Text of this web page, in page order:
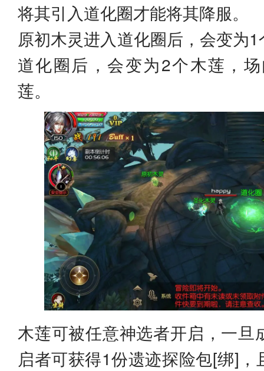
将其引入道化圈才能将其降服。
原初木灵进入道化圈后，会变为
道化圈后，会变为2个木莲，
莲。
木莲可被任意神选者开启，一旦
启者可获得1份遗迹探险包[绑]